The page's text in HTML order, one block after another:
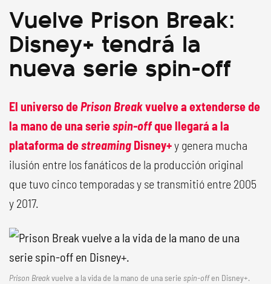
Vuelve Prison Break:
Disney+ tendrá la
nueva serie spin-off
El universo dePrison Breakvuelve a extenderse de
la mano de una seriespin-offque llegará a la
plataforma destreaming Disney+y genera mucha
ilusión entre los fanáticos de la producción original
que tuvo cinco temporadas y se transmitió entre 2005
y 2017.
Prison Breakvuelve a la vida de la mano de una serie spin-offen Disney+.